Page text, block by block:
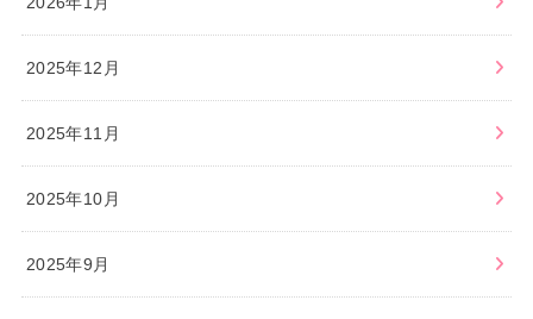
2025年12月
2025年11月
2025年10月
2025年9月